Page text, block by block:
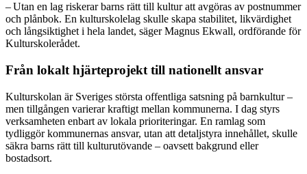
– Utan en lag riskerar barns rätt till kultur att avgöras av postnummer
och plånbok. En kulturskolelag skulle skapa stabilitet, likvärdighet
och långsiktighet i hela landet, säger Magnus Ekwall, ordförande för
Kulturskolerådet.
Från lokalt hjärteprojekt till nationellt ansvar
Kulturskolan är Sveriges största offentliga satsning på barnkultur –
men tillgången varierar kraftigt mellan kommunerna. I dag styrs
verksamheten enbart av lokala prioriteringar. En ramlag som
tydliggör kommunernas ansvar, utan att detaljstyra innehållet, skulle
säkra barns rätt till kulturutövande – oavsett bakgrund eller
bostadsort.